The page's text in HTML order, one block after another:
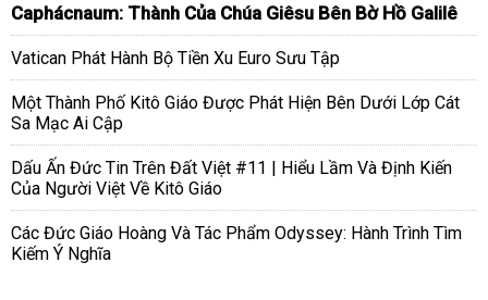
Caphácnaum: Thành Của Chúa Giêsu Bên Bờ Hồ Galilê
Vatican Phát Hành Bộ Tiền Xu Euro Sưu Tập
Một Thành Phố Kitô Giáo Được Phát Hiện Bên Dưới Lớp Cát
Sa Mạc Ai Cập
Dấu Ấn Đức Tin Trên Đất Việt #11 | Hiểu Lầm Và Định Kiến
Của Người Việt Về Kitô Giáo
Các Đức Giáo Hoàng Và Tác Phẩm Odyssey: Hành Trình Tìm
Kiếm Ý Nghĩa